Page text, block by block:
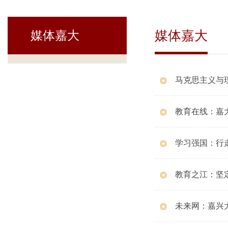
媒体嘉大 媒体嘉大
马克思主义与
教育在线：嘉
学习强国：行
教育之江：坚
未来网：嘉兴